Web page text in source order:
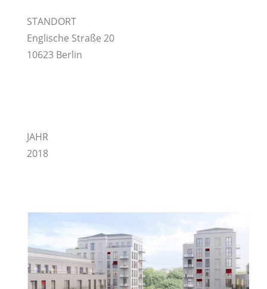
STANDORT
Englische Straße 20
10623 Berlin
JAHR
2018